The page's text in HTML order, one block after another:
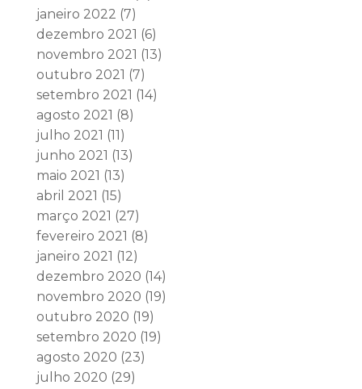
janeiro 2022 (7)
dezembro 2021 (6)
novembro 2021 (13)
outubro 2021 (7)
setembro 2021 (14)
agosto 2021 (8)
julho 2021 (11)
junho 2021 (13)
maio 2021 (13)
abril 2021 (15)
março 2021 (27)
fevereiro 2021 (8)
janeiro 2021 (12)
dezembro 2020 (14)
novembro 2020 (19)
outubro 2020 (19)
setembro 2020 (19)
agosto 2020 (23)
julho 2020 (29)